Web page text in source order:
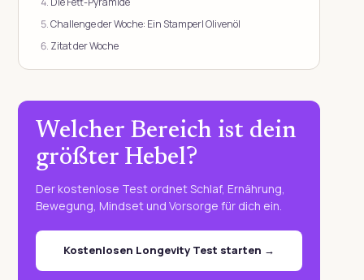
Welcher Bereich ist dein
größter Hebel?
Der kostenlose Test ordnet Schlaf, Ernährung,
Bewegung, Mindset und Vorsorge für dich ein.
Kostenlosen Longevity Test starten →
Challenge der Woche: Ein Stamperl Olivenöl
Zitat der Woche